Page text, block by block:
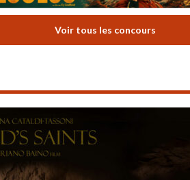
Voir tous les concours